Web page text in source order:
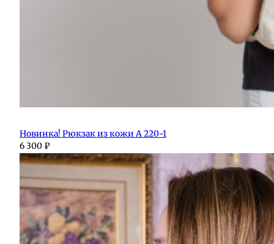
Новинка! Рюкзак из кожи А 220-1
6 300 ₽